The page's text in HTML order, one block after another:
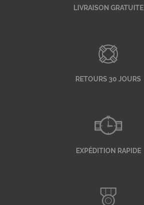
LIVRAISON GRATUITE
RETOURS 30 JOURS
EXPÉDITION RAPIDE